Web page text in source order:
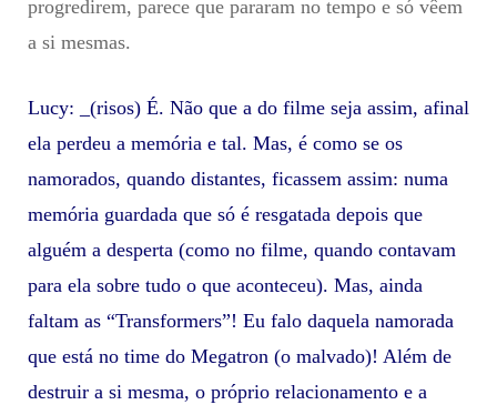
progredirem, parece que pararam no tempo e só vêem
a si mesmas.
Lucy: _(risos) É. Não que a do filme seja assim, afinal
ela perdeu a memória e tal. Mas, é como se os
namorados, quando distantes, ficassem assim: numa
memória guardada que só é resgatada depois que
alguém a desperta (como no filme, quando contavam
para ela sobre tudo o que aconteceu). Mas, ainda
faltam as “Transformers”! Eu falo daquela namorada
que está no time do Megatron (o malvado)! Além de
destruir a si mesma, o próprio relacionamento e a